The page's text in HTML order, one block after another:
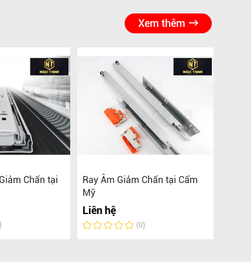
Xem thêm
Chấn tại
Ray Âm Giảm Chấn tại Cẩm
Mỹ
Liên hệ
(0)